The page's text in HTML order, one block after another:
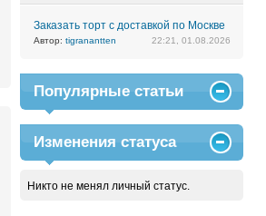
Заказать торт с доставкой по Москве
Автор: tigranantten 22:21, 01.08.2026
Популярные статьи
Изменения статуса
Никто не менял личный статус.